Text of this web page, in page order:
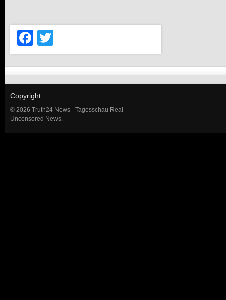
Facebook
Copyright
© 2026 Truth24 News - Tagesschau Real
Uncensored News.